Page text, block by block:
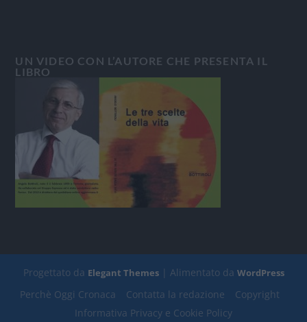
UN VIDEO CON L’AUTORE CHE PRESENTA IL
LIBRO
Progettato da Elegant Themes| Alimentato da WordPress
Perchè Oggi Cronaca Contatta la redazione
Copyright
Informativa Privacy e Cookie Policy